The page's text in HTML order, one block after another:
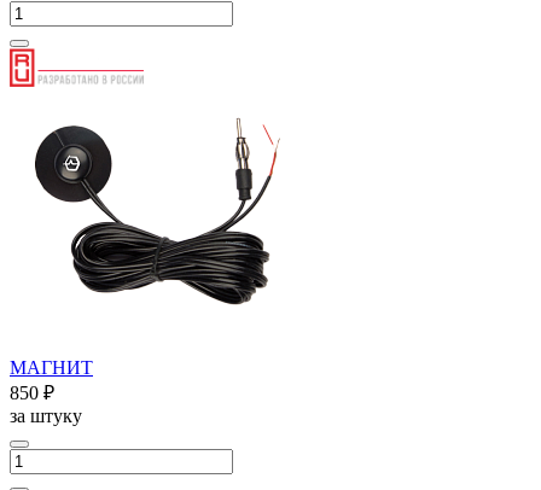
МАГНИТ
850 ₽
за штуку